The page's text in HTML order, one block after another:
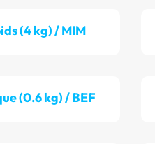
(4 kg) / MIM
(0.6 kg) / BEF